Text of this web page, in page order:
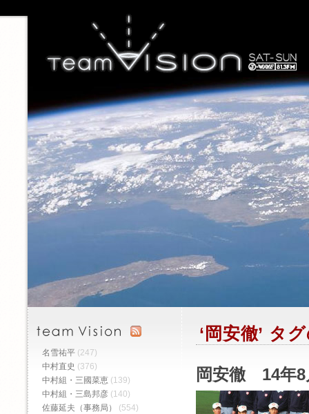
‘岡安徹’ タ
岡安徹 14年8
名雪祐平 (247)
中村直史 (376)
中村組・三國菜恵 (139)
中村組・三島邦彦 (140)
佐藤延夫（事務局）
(554)